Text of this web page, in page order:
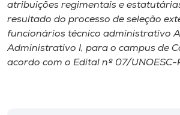
Biblioteca
Editora
atribuições regimentais e
resultado do processo de seleção
funcionários técnico administrativo
Administrativo I, para o campus de
acordo com o Edital nº 07/UNOESC-